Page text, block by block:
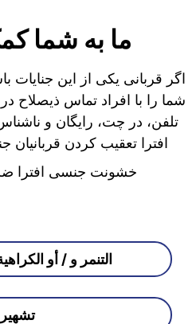
ما به شما
اگر قربانی یکی از این جنایات
شما را با افراد تماس ذیصلاح
تلفن، در چت، رایگان و
افترا تعقیب کردن قربانیان
خشونت جنسی افترا
التنمر و / أو
تشهير